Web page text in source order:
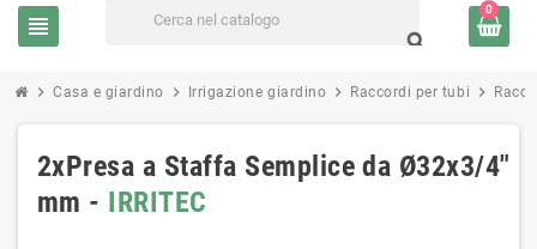
view_headline
search
0
chevron_right Casa e giardino chevron_right Irrigazione giardino chevron_right Raccordi per tubi chevron_right
2xPresa a Staffa Semplice da Ø32x3/4"
mm - IRRITEC